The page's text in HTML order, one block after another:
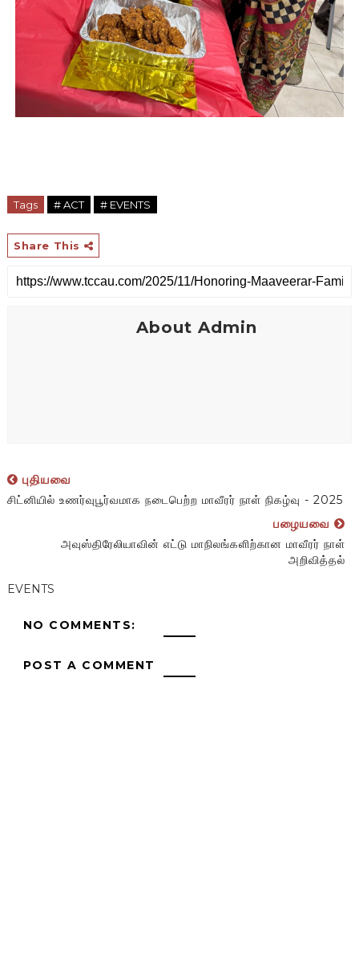
Tags # ACT # EVENTS
Share This
About Admin
புதியவை
சிட்னியில் உணர்வுபூர்வமாக நடைபெற்ற மாவீரர் நாள் நிகழ்வு - 2025
பழையவை
அவுஸ்திரேலியாவின் எட்டு மாநிலங்களிற்கான மாவீரர் நாள்
அறிவித்தல்
EVENTS
NO COMMENTS:
POST A COMMENT